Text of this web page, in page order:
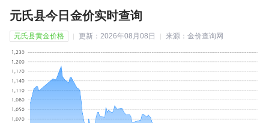
元氏县今日金价实时查询
元氏县黄金价格 更新：2026年08月08日 来源：金价查询网